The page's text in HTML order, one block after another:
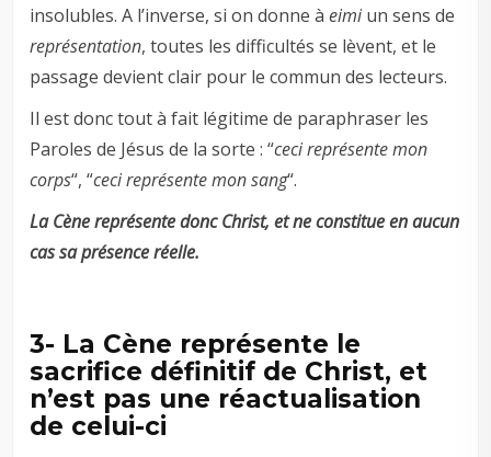
insolubles. A l’inverse, si on donne àeimiun sens de
représentation, toutes les difficultés se lèvent, et le
passage devient clair pour le commun des lecteurs.
Il est donc tout à fait légitime de paraphraser les
Paroles de Jésus de la sorte : “ceci représente mon
corps“, “ceci représente mon sang“.
La Cène représente donc Christ, et ne constitue en aucun
cas sa présence réelle.
3- La Cène représente le
sacrifice définitif de Christ, et
n’est pas une réactualisation
de celui-ci